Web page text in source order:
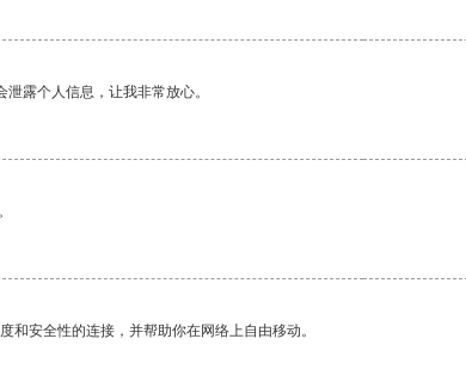
露个人信息，让我非常放心。
和安全性的连接，并帮助你在网络上自由移动。